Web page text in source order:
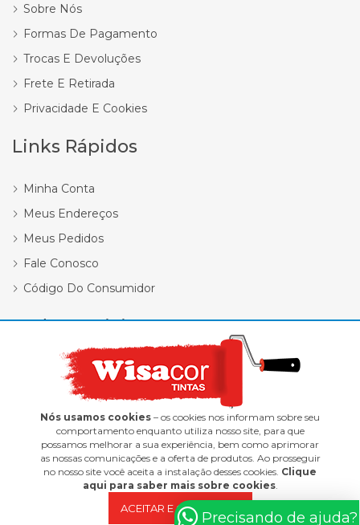
Precisando de ajuda?
Sobre Nós
Formas De Pagamento
Trocas E Devoluções
Frete E Retirada
Privacidade E Cookies
Links Rápidos
Minha Conta
Meus Endereços
Meus Pedidos
Fale Conosco
Código Do Consumidor
Redes Sociais
Wisacor Tintas | 12.418.338/0001-47
E-commerce integrado ao ERP Control Shop
© 2022 Max Scalla Informática | Todos os direitos reservados
Nós usamos cookies – os cookies nos informam sobre seu
comportamento enquanto utiliza nosso site, para que
possamos melhorar a sua experiência, bem como aprimorar
as nossas comunicações e a oferta de produtos. Ao prosseguir
no nosso site você aceita a instalação desses cookies. Clique
aqui para saber mais sobre cookies.
ACEITAR E CONTINUAR